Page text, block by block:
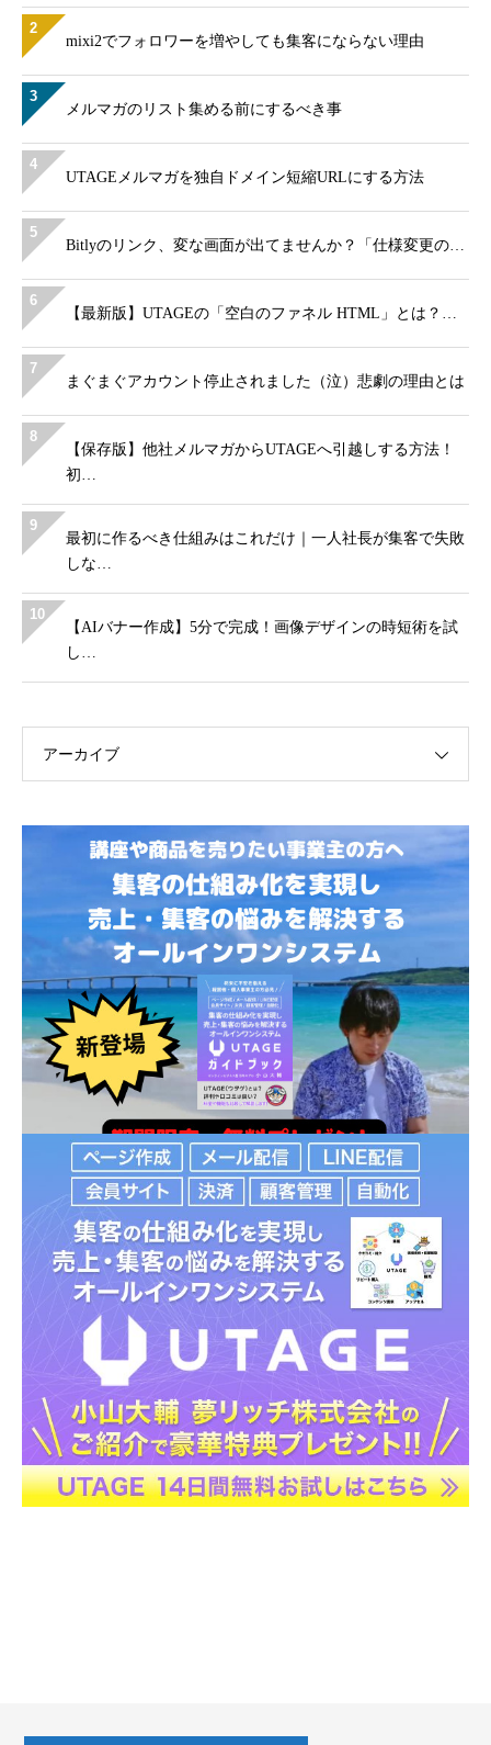
2
mixi2でフォロワーを増やしても集客にならない理由
3
メルマガのリスト集める前にするべき事
4
UTAGEメルマガを独自ドメイン短縮URLにする方法
5
Bitlyのリンク、変な画面が出てませんか？「仕様変更の…
6
【最新版】UTAGEの「空白のファネル HTML」とは？…
7
まぐまぐアカウント停止されました（泣）悲劇の理由とは
8
【保存版】他社メルマガからUTAGEへ引越しする方法！
初…
9
最初に作るべき仕組みはこれだけ｜一人社長が集客で失敗
しな…
10
【AIバナー作成】5分で完成！画像デザインの時短術を試
し…
アーカイブ